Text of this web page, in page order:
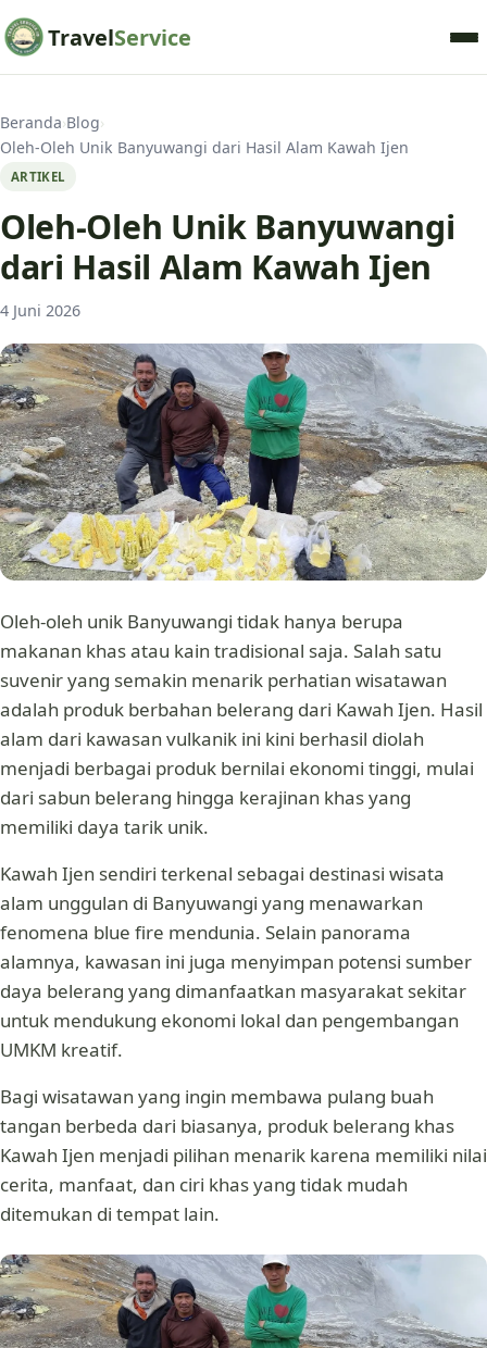
TravelService
Beranda›Blog›
Oleh-Oleh Unik Banyuwangi dari Hasil Alam Kawah Ijen
ARTIKEL
Oleh-Oleh Unik Banyuwangi
dari Hasil Alam Kawah Ijen
4 Juni 2026
Oleh-oleh unik Banyuwangi tidak hanya berupa
makanan khas atau kain tradisional saja. Salah satu
suvenir yang semakin menarik perhatian wisatawan
adalah produk berbahan belerang dari Kawah Ijen. Hasil
alam dari kawasan vulkanik ini kini berhasil diolah
menjadi berbagai produk bernilai ekonomi tinggi, mulai
dari sabun belerang hingga kerajinan khas yang
memiliki daya tarik unik.
Kawah Ijen sendiri terkenal sebagai destinasi wisata
alam unggulan di Banyuwangi yang menawarkan
fenomena blue fire mendunia. Selain panorama
alamnya, kawasan ini juga menyimpan potensi sumber
daya belerang yang dimanfaatkan masyarakat sekitar
untuk mendukung ekonomi lokal dan pengembangan
UMKM kreatif.
Bagi wisatawan yang ingin membawa pulang buah
tangan berbeda dari biasanya, produk belerang khas
Kawah Ijen menjadi pilihan menarik karena memiliki nilai
cerita, manfaat, dan ciri khas yang tidak mudah
ditemukan di tempat lain.